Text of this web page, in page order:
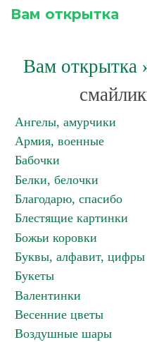
Вам открытка
Вам открытка
Ангелы, амурчики
Армия, военные
Бабочки
Белки, белочки
Благодарю, спасибо
Блестящие картинки
Божьи коровки
Буквы, алфавит, цифры
Букеты
Валентинки
Весенние цветы
Воздушные шары